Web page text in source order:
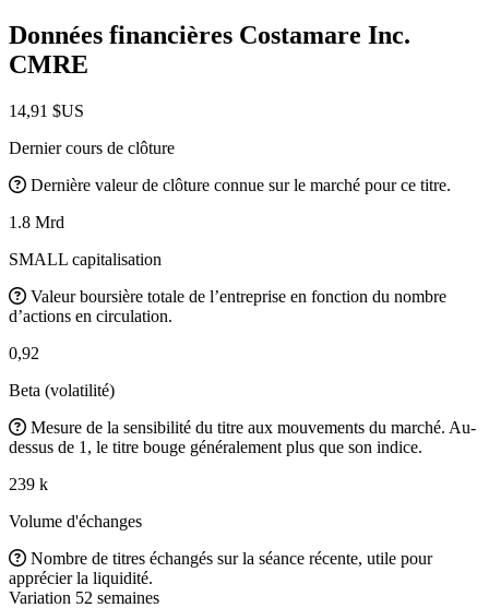
Données financières Costamare Inc.
CMRE
14,91 $US
Dernier cours de clôture
Dernière valeur de clôture connue sur le marché pour ce titre.
1.8 Mrd
SMALL capitalisation
Valeur boursière totale de l’entreprise en fonction du nombre
d’actions en circulation.
0,92
Beta (volatilité)
Mesure de la sensibilité du titre aux mouvements du marché. Au-
dessus de 1, le titre bouge généralement plus que son indice.
239 k
Volume d'échanges
Nombre de titres échangés sur la séance récente, utile pour
apprécier la liquidité.
Variation 52 semaines